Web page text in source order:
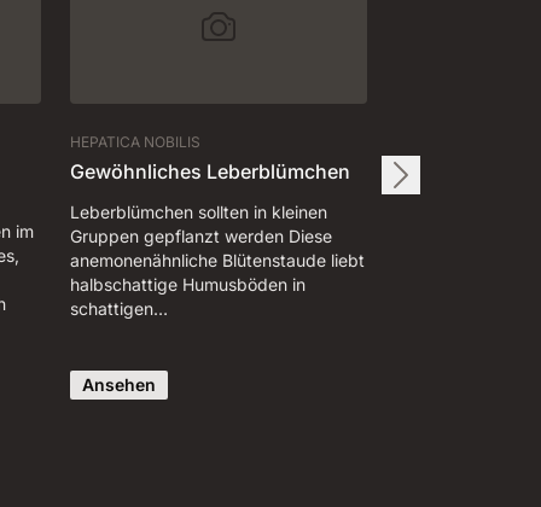
im
HEPATICA NOBILIS
Gewöhnliches Leberblümchen
Leberblümchen sollten in kleinen
Gruppen gepflanzt werden Diese
anemonenähnliche Blütenstaude liebt
halbschattige Humusböden in
schattigen…
Ansehen